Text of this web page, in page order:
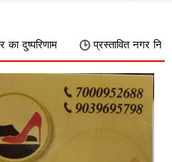
प्रस्तावित नगर निगम में शामिल